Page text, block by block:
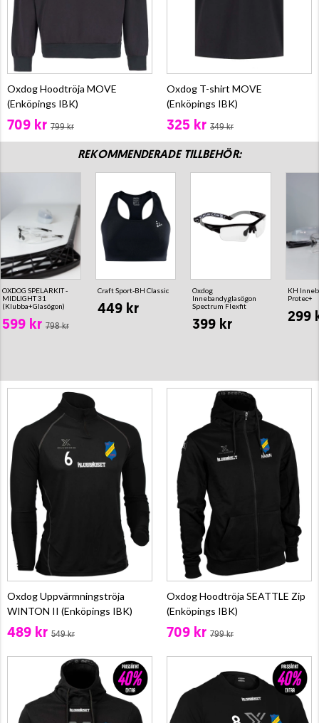
Oxdog Hoodtröja MOVE
(Enköpings IBK)
709 kr 799 kr
Oxdog T-shirt MOVE
(Enköpings IBK)
325 kr 349 kr
REKOMMENDERADE TILLBEHÖR:
OXDOG SPELARKIT -
MIDLIGHT 31
(Klubba+Glasögon)
599 kr 798 kr
Craft Sport-BH Classic
449 kr
Oxdog
Innebandyglasögon
Spectrum Flexfit
399 kr
KH
Protec+
299
Oxdog Uppvärmningströja
WINTON II (Enköpings IBK)
489 kr 549 kr
Oxdog Hoodtröja SEATTLE Zip
(Enköpings IBK)
709 kr 799 kr